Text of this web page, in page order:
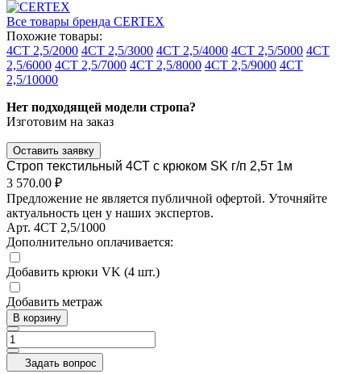
Все товары бренда CERTEX
Похожие товары:
4СТ 2,5/2000 4СТ 2,5/3000 4СТ 2,5/4000 4СТ 2,5/5000 4СТ
2,5/6000 4СТ 2,5/7000 4СТ 2,5/8000 4СТ 2,5/9000 4СТ
2,5/10000
Нет подходящей модели стропа?
Изготовим на заказ
Оставить заявку
Строп текстильный 4СТ с крюком SK г/п 2,5т 1м
3 570.00 ₽
Предложение не является публичной офертой. Уточняйте
актуальность цен у наших экспертов.
Арт. 4СТ 2,5/1000
Дополнительно оплачивается:
Добавить крюки VK (4 шт.)
Добавить метраж
В корзину
Задать вопрос